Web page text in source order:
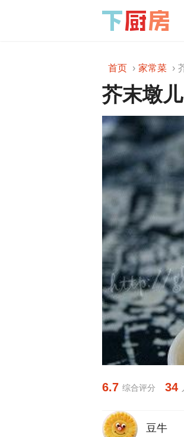
首页 家常菜
芥末墩儿
6.7 综合评分 34
豆牛